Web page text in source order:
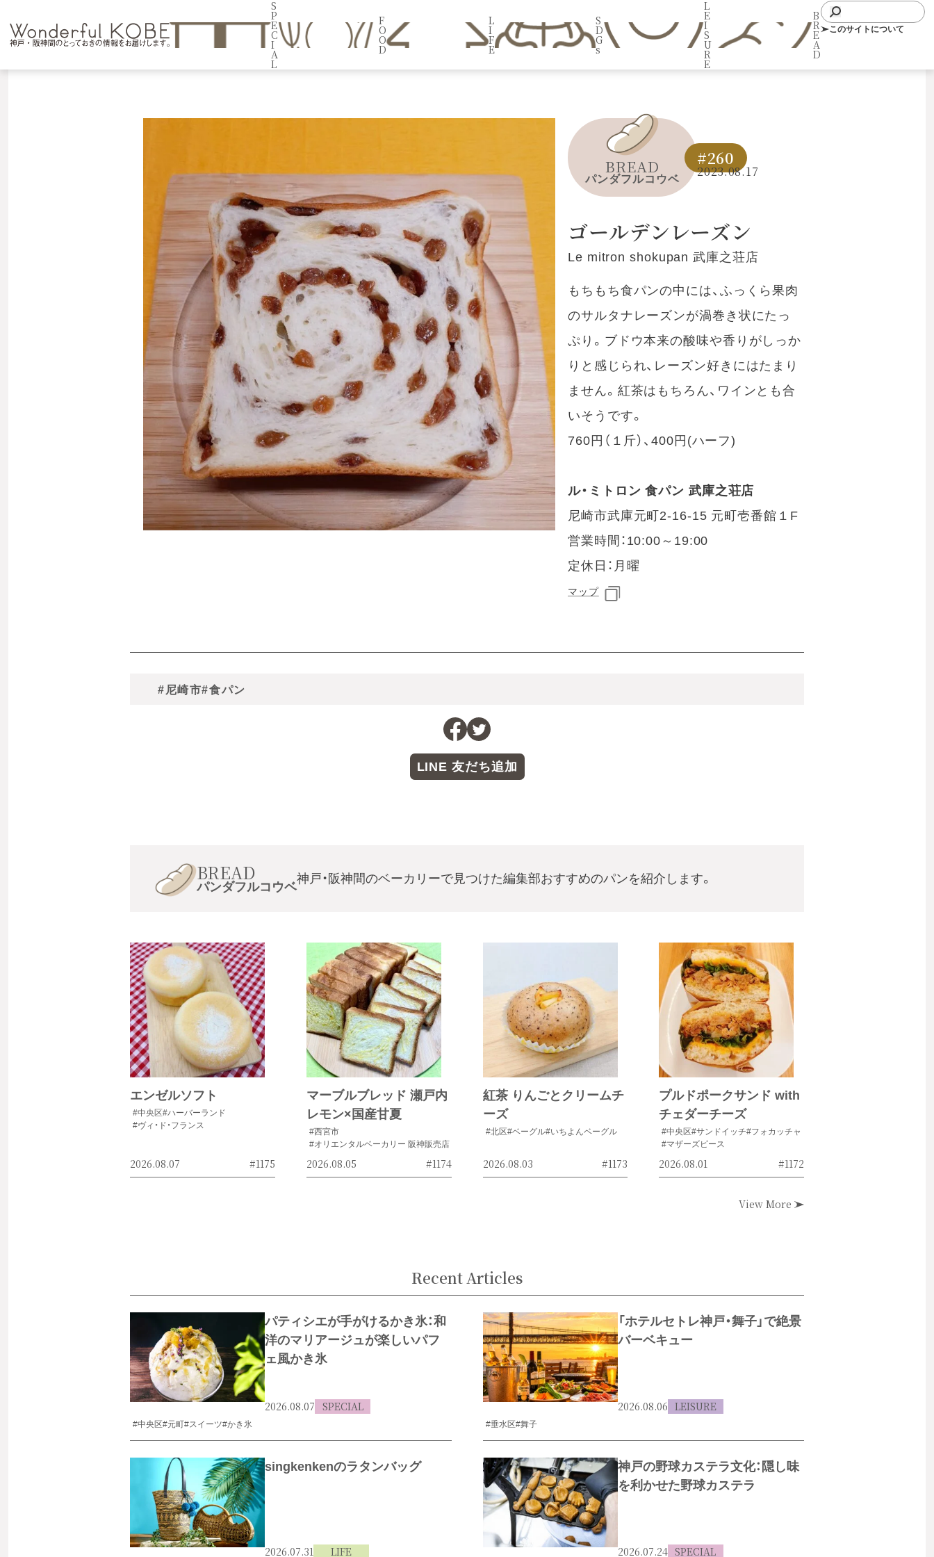
S
P
E
C
I
A
L
F
O
O
D
L
I
F
E
S
D
G
s
L
E
I
S
U
R
E
B
R
E
A
D
このサイトについて
BREAD
パンダフルコウベ
#260
2023.08.17
ゴールデンレーズン
Le mitron shokupan 武庫之荘店
もちもち食パンの中には、ふっくら果肉
のサルタナレーズンが渦巻き状にたっ
ぷり。ブドウ本来の酸味や香りがしっか
りと感じられ、レーズン好きにはたまり
ません。紅茶はもちろん、ワインとも合
いそうです。
760円（１斤）、400円(ハーフ)
ル・ミトロン 食パン 武庫之荘店
尼崎市武庫元町2-16-15 元町壱番館１F
営業時間：10:00～19:00
定休日：月曜
マップ
#尼崎市#食パン
LINE 友だち追加
BREAD
パンダフルコウベ
神戸・阪神間のベーカリーで見つけた編集部おすすめのパンを紹介します。
エンゼルソフト
#中央区#ハーバーランド
#ヴィ・ド・フランス
2026.08.07 #1175
マーブルブレッド 瀬戸内
レモン×国産甘夏
#西宮市
#オリエンタルベーカリー 阪神販売店
2026.08.05 #1174
紅茶 りんごとクリームチ
ーズ
#北区#ベーグル#いちよんベーグル
2026.08.03 #1173
プルドポークサンド with
チェダーチーズ
#中央区#サンドイッチ#フォカッチャ
#マザーズピース
2026.08.01 #1172
View More
Recent Articles
パティシエが手がけるかき氷：和
洋のマリアージュが楽しいパフ
ェ風かき氷
2026.08.07 SPECIAL
#中央区#元町#スイーツ#かき氷
「ホテルセトレ神戸・舞子」で絶景
バーベキュー
2026.08.06 LEISURE
#垂水区#舞子
singkenkenのラタンバッグ
2026.07.31 LIFE
神戸の野球カステラ文化：隠し味
を利かせた野球カステラ
2026.07.24 SPECIAL